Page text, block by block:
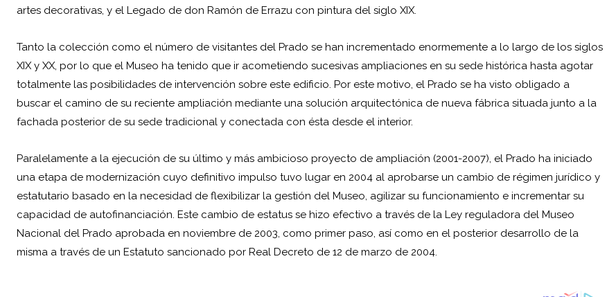
artes decorativas, y el Legado de don Ramón de Errazu con pintura del siglo XIX.
Tanto la colección como el número de visitantes del Prado se han incrementado enormemente a lo largo de los siglos
XIX y XX, por lo que el Museo ha tenido que ir acometiendo sucesivas ampliaciones en su sede histórica hasta agotar
totalmente las posibilidades de intervención sobre este edificio. Por este motivo, el Prado se ha visto obligado a
buscar el camino de su reciente ampliación mediante una solución arquitectónica de nueva fábrica situada junto a la
fachada posterior de su sede tradicional y conectada con ésta desde el interior.
Paralelamente a la ejecución de su último y más ambicioso proyecto de ampliación (2001-2007), el Prado ha iniciado
una etapa de modernización cuyo definitivo impulso tuvo lugar en 2004 al aprobarse un cambio de régimen jurídico y
estatutario basado en la necesidad de flexibilizar la gestión del Museo, agilizar su funcionamiento e incrementar su
capacidad de autofinanciación. Este cambio de estatus se hizo efectivo a través de la Ley reguladora del Museo
Nacional del Prado aprobada en noviembre de 2003, como primer paso, así como en el posterior desarrollo de la
misma a través de un Estatuto sancionado por Real Decreto de 12 de marzo de 2004.